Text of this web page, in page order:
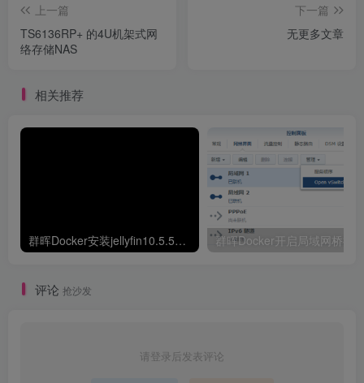
上一篇
TS6136RP+ 的4U机架式网
络存储NAS
下一篇
无更多文章
相关推荐
群晖Docker安装jellyfin10.5.5并开启硬解GPU解码 群晖Docker开启局域网桥接
评论 抢沙发
请登录后发表评论